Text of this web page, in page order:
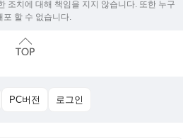
조치에 대해 책임을 지지 않습니다. 또한 누구
포 할 수 없습니다.
PC버전 로그인